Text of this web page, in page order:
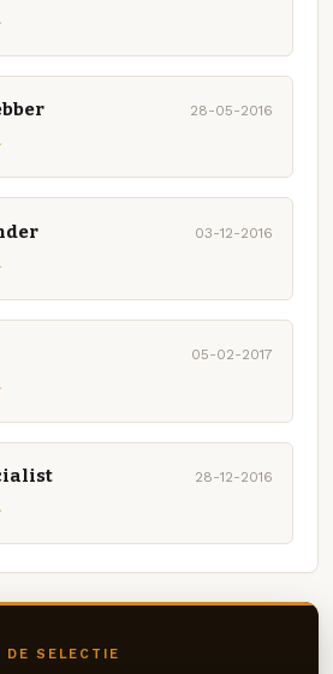
28-05-2016
03-12-2016
05-02-2017
28-12-2016
DE SELECTIE